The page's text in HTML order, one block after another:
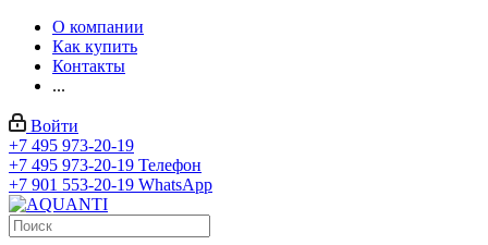
О компании
Как купить
Контакты
...
Войти
+7 495 973-20-19
+7 495 973-20-19 Телефон
+7 901 553-20-19 WhatsApp